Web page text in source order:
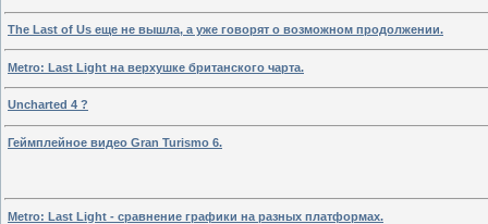
The Last of Us еще не вышла, а уже говорят о возможном продолжении.
Metro: Last Light на верхушке британского чарта.
Uncharted 4 ?
Геймплейное видео Gran Turismo 6.
Metro: Last Light - сравнение графики на разных платформах.